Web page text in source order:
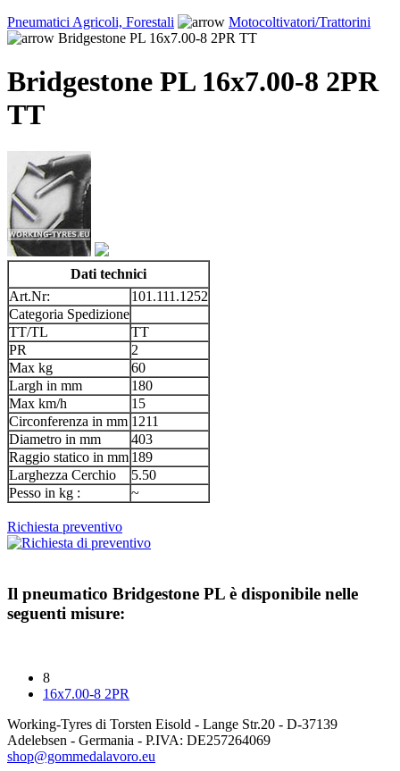
Pneumatici Agricoli, Forestali
Motocoltivatori/Trattorini
Bridgestone PL 16x7.00-8 2PR TT
Bridgestone PL 16x7.00-8 2PR
TT
Dati technici
Art.Nr:
101.111.1252
Categoria Spedizione
TT/TL
TT
PR
2
Max kg
60
Largh in mm
180
Max km/h
15
Circonferenza in mm 1211
Diametro in mm
403
Raggio statico in mm 189
Larghezza Cerchio
5.50
Pesso in kg :
~
Richiesta preventivo
Il pneumatico Bridgestone PL è disponibile nelle
seguenti misure:
8
16x7.00-8 2PR
Working-Tyres di Torsten Eisold - Lange Str.20 - D-37139
Adelebsen - Germania - P.IVA: DE257264069
shop@gommedalavoro.eu